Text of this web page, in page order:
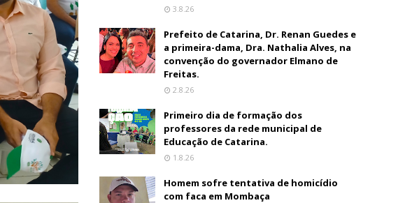
3.8.26
Prefeito de Catarina, Dr. Renan Guedes e
a primeira-dama, Dra. Nathalia Alves, na
convenção do governador Elmano de
Freitas.
2.8.26
Primeiro dia de formação dos
professores da rede municipal de
Educação de Catarina.
1.8.26
Homem sofre tentativa de homicídio
com faca em Mombaça